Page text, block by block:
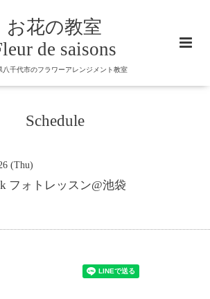
お花の教室
de saisons
八千代市のフラワーアレンジメント教室
Schedule
(Thu)
フォトレッスン@池袋